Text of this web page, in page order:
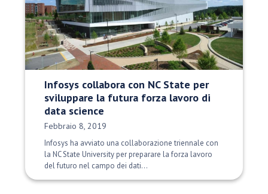
Infosys collabora con NC State per
sviluppare la futura forza lavoro di
data science
Data di pubblicazione:
Febbraio 8, 2019
Infosys ha avviato una collaborazione triennale con
la NC State University per preparare la forza lavoro
del futuro nel campo dei dati...